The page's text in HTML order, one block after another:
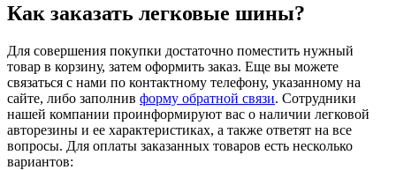
Как заказать легковые шины?
Для совершения покупки достаточно поместить нужный
товар в корзину, затем оформить заказ. Еще вы можете
связаться с нами по контактному телефону, указанному на
сайте, либо заполнив форму обратной связи. Сотрудники
нашей компании проинформируют вас о наличии легковой
авторезины и ее характеристиках, а также ответят на все
вопросы. Для оплаты заказанных товаров есть несколько
вариантов: